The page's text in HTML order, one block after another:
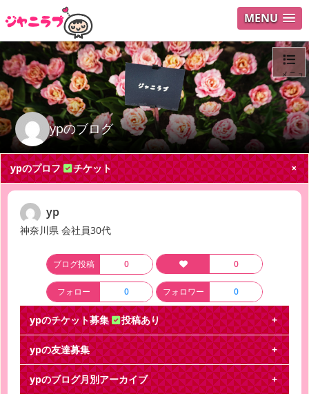
MENU
ypのブログ
メニュ
ログイ
Search
ypのプロフ チケット
yp
神奈川県 会社員30代
ブログ投稿 0 0
フォロー 0 フォロワー 0
ypのチケット募集 投稿あり
Sexy Zone
サマパラお譲り致します。【日程】8/3 18時公演
ypの友達募集
ypのブログ月別アーカイブ